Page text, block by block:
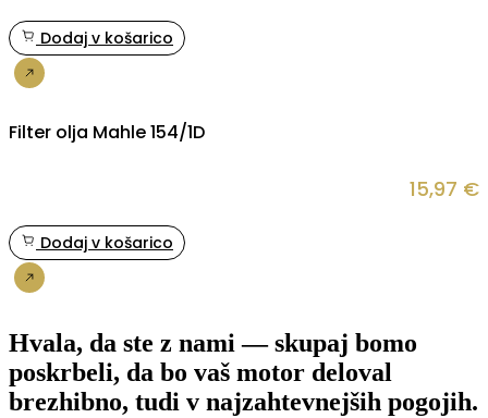
Dodaj v košarico
Filter olja Mahle 154/1D
15,97 €
Dodaj v košarico
Hvala, da ste z nami — skupaj bomo
poskrbeli, da bo vaš motor deloval
brezhibno, tudi v najzahtevnejših pogojih.